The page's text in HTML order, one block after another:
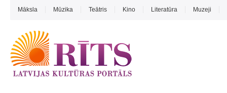
Māksla Mūzika Teātris Kino Literatūra Muzeji